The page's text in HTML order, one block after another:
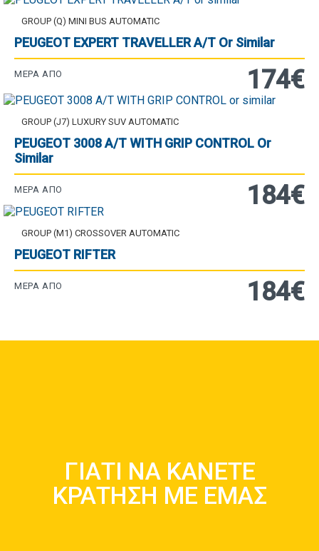
GROUP (Q) MINI BUS AUTOMATIC
PEUGEOT EXPERT TRAVELLER A/T Or Similar
ΜΈΡΑ ΑΠΌ 174€
GROUP (J7) LUXURY SUV AUTOMATIC
PEUGEOT 3008 A/T WITH GRIP CONTROL Or
Similar
ΜΈΡΑ ΑΠΌ 184€
GROUP (M1) CROSSOVER AUTOMATIC
PEUGEOT RIFTER
ΜΈΡΑ ΑΠΌ 184€
ΓΙΑΤΙ ΝΑ ΚΑΝΕΤΕ
ΚΡΑΤΗΣΗ ΜΕ ΕΜΑΣ
ΑΠΟ ΕΜΑΣ